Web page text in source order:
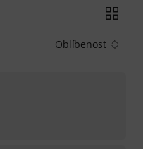
Oblíbenost